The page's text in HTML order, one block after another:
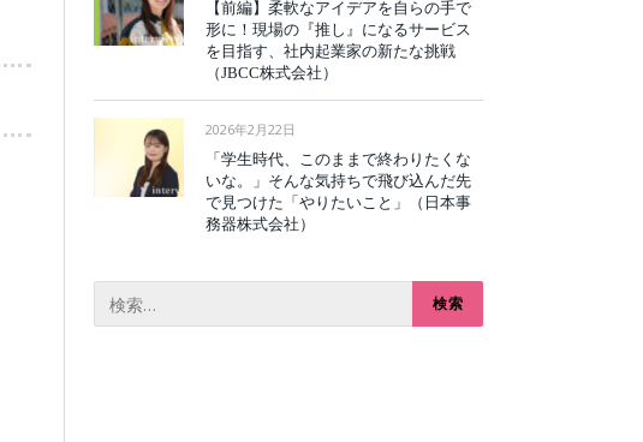
【前編】柔軟なアイデアを自らの手で
形に！現場の『推し』になるサービス
を目指す、社内起業家の新たな挑戦
（JBCC株式会社）
2026年2月22日
「学生時代、このままで終わりたくな
いな。」そんな気持ちで飛び込んだ先
で見つけた「やりたいこと」（日本事
務器株式会社）